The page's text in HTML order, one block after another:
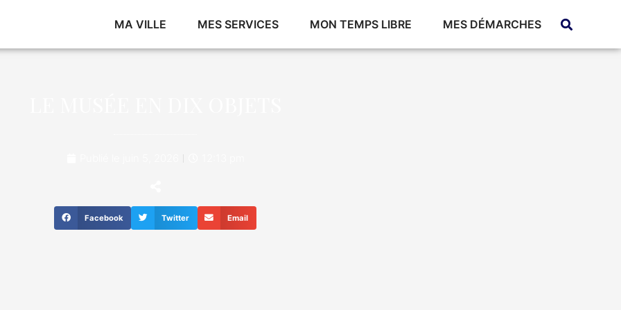
MA VILLE MES SERVICES MON TEMPS LIBRE MES DÉMARCHES
Facebook Twitter Email